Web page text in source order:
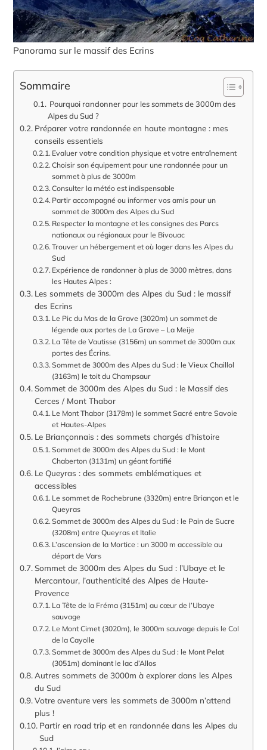
Panorama sur le massif des Ecrins
Sommaire
Pourquoi randonner pour les sommets de 3000m des
Alpes du Sud ?
Préparer votre randonnée en haute montagne : mes
conseils essentiels
Evaluer votre condition physique et votre entraînement
Choisir son équipement pour une randonnée pour un
sommet à plus de 3000m
Consulter la météo est indispensable
Partir accompagné ou informer vos amis pour un
sommet de 3000m des Alpes du Sud
Respecter la montagne et les consignes des Parcs
nationaux ou régionaux pour le Bivouac
Trouver un hébergement et où loger dans les Alpes du
Sud
Expérience de randonner à plus de 3000 mètres, dans
les Hautes Alpes :
Les sommets de 3000m des Alpes du Sud : le massif
des Ecrins
Le Pic du Mas de la Grave (3020m) un sommet de
légende aux portes de La Grave – La Meije
La Tête de Vautisse (3156m) un sommet de 3000m aux
portes des Écrins.
Sommet de 3000m des Alpes du Sud : le Vieux Chaillol
(3163m) le toit du Champsaur
Sommet de 3000m des Alpes du Sud : le Massif des
Cerces / Mont Thabor
Le Mont Thabor (3178m) le sommet Sacré entre Savoie
et Hautes-Alpes
Le Briançonnais : des sommets chargés d’histoire
Sommet de 3000m des Alpes du Sud : le Mont
Chaberton (3131m) un géant fortifié
Le Queyras : des sommets emblématiques et
accessibles
Le sommet de Rochebrune (3320m) entre Briançon et le
Queyras
Sommet de 3000m des Alpes du Sud : le Pain de Sucre
(3208m) entre Queyras et Italie
L’ascension de la Mortice : un 3000 m accessible au
départ de Vars
Sommet de 3000m des Alpes du Sud : l’Ubaye et le
Mercantour, l’authenticité des Alpes de Haute-
Provence
La Tête de la Fréma (3151m) au cœur de l’Ubaye
sauvage
Le Mont Cimet (3020m), le 3000m sauvage depuis le Col
de la Cayolle
Sommet de 3000m des Alpes du Sud : le Mont Pelat
(3051m) dominant le lac d’Allos
Autres sommets de 3000m à explorer dans les Alpes
du Sud
Votre aventure vers les sommets de 3000m n’attend
plus !
Partir en road trip et en randonnée dans les Alpes du
Sud